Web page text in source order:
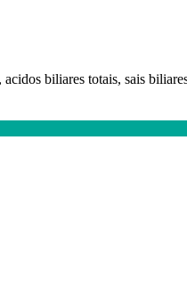
biliares totais, sais